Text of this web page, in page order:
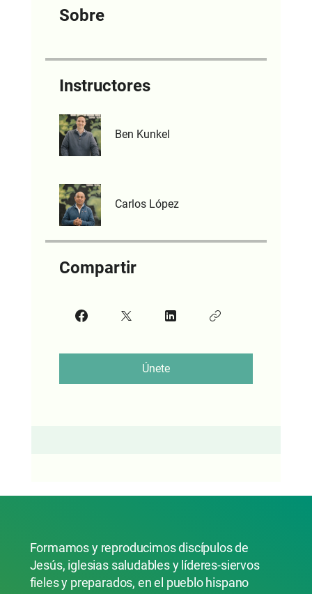
Sobre
Instructores
Ben Kunkel
Carlos López
Compartir
Únete
Formamos y reproducimos discípulos de
Jesús, iglesias saludables y líderes-siervos
fieles y preparados, en el pueblo hispano